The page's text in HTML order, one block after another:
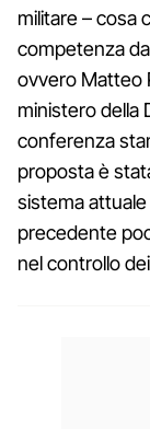
militare – cosa
competenza
ovvero Matteo
ministero della
conferenza
proposta è
sistema
precedente
nel controllo